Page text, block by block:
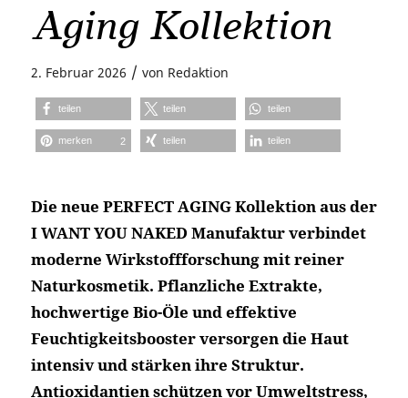
Aging Kollektion
2. Februar 2026 / von Redaktion
teilen teilen teilen
merken 2 teilen teilen
Die neue PERFECT AGING Kollektion aus der
I WANT YOU NAKED Manufaktur verbindet
moderne Wirkstoffforschung mit reiner
Naturkosmetik. Pflanzliche Extrakte,
hochwertige Bio-Öle und effektive
Feuchtigkeitsbooster versorgen die Haut
intensiv und stärken ihre Struktur.
Antioxidantien schützen vor Umweltstress,